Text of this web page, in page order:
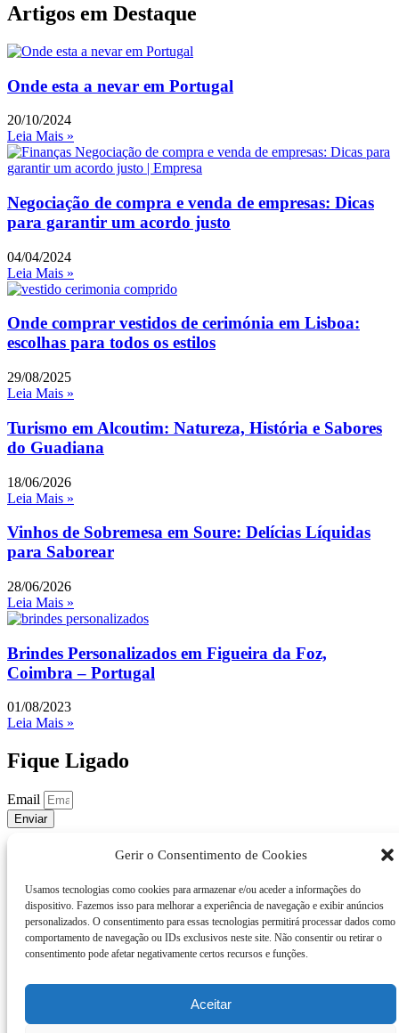
Gerir o Consentimento de Cookies
Usamos tecnologias como cookies para armazenar e/ou aceder a informações do
dispositivo. Fazemos isso para melhorar a experiência de navegação e exibir anúncios
personalizados. O consentimento para essas tecnologias permitirá processar dados como
comportamento de navegação ou IDs exclusivos neste site. Não consentir ou retirar o
consentimento pode afetar negativamente certos recursos e funções.
Aceitar
Artigos em Destaque
Onde esta a nevar em Portugal
20/10/2024
Leia Mais »
Negociação de compra e venda de empresas: Dicas
para garantir um acordo justo
04/04/2024
Leia Mais »
Onde comprar vestidos de cerimónia em Lisboa:
escolhas para todos os estilos
29/08/2025
Leia Mais »
Turismo em Alcoutim: Natureza, História e Sabores
do Guadiana
18/06/2026
Leia Mais »
Vinhos de Sobremesa em Soure: Delícias Líquidas
para Saborear
28/06/2026
Leia Mais »
Brindes Personalizados em Figueira da Foz,
Coimbra – Portugal
01/08/2023
Leia Mais »
Fique Ligado
Email
Enviar
Anunciantes de Produtos
Anunciantes de Serviços
Anunciantes Particulares